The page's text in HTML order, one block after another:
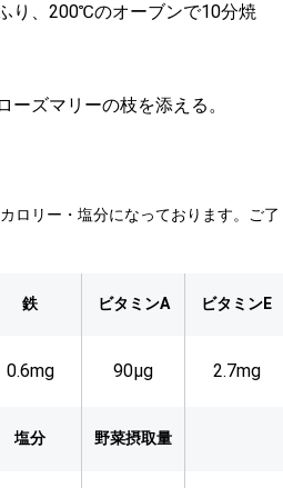
り、200℃のオーブンで10分焼
ーズマリーの枝を添える。
ロリー・塩分になっております。ご了
鉄 ビタミンA ビタミンE
0.6mg 90µg 2.7mg
塩分 野菜摂取量